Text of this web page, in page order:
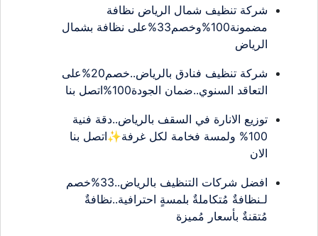
شركة تنظيف شمال الرياض نظافة
مضمونة100%وخصم33%على نظافة بشمال
الرياض
شركة تنظيف فنادق بالرياض..خصم20%على
التعاقد السنوي..ضمان الجودة100%اتصل بنا
توزيع الانارة في السقف بالرياض..دقة فنية
100% ولمسة فخامة لكل غرفة✨اتصل بنا
الان
افضل شركات التنظيف بالرياض..33%خصم
لـنظافةٌ مُتكاملةٌ بلمسةٍ احترافية..نظافةٌ
مُتقنةٌ بأسعار مُميزة